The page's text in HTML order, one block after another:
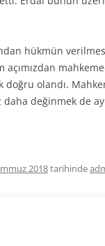
hükmün
açımızdan
olandı.
değinmek de
2018tarihinde